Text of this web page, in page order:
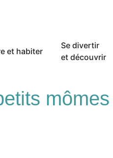
et habiter
Se divertir
et découvrir